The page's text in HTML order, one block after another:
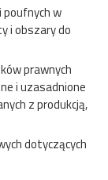
w
i obszary do
prawnych
i uzasadnione
z produkcją,
dotyczących